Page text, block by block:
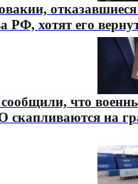
отказавшиеся
РФ, хотят его
что
скапливаются на